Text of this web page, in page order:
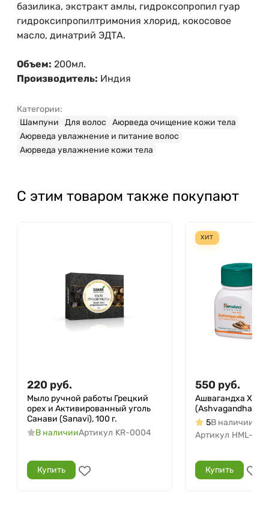
базилика, экстракт амлы, гидроксопропил гуар
гидроксипропилтримония хлорид, кокосовое
масло, динатрий ЭДТА.
Объем: 200мл.
Производитель: Индия
Категории:
Шампуни
Для волос
Аюрведа очищение кожи тела
Аюрведа увлажнение и питание волос
Аюрведа увлажнение кожи тела
С этим товаром также покупают
220 руб.
Мыло ручной работы Грецкий
орех и Активированный уголь
Санави (Sanavi), 100 г.
В наличииАртикул KR-0004
Купить
ХИТ
550 руб.
Ашвагандха
(Ashvagandha
5В наличии
Артикул HML-
Купить